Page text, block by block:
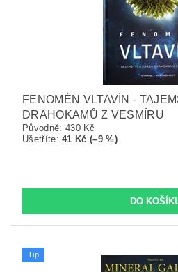
FENOMÉN VLTAVÍN -
DRAHOKAMŮ Z VESMÍRU
Původně: 430 Kč
Ušetříte:41 Kč (–9 %)
Tip